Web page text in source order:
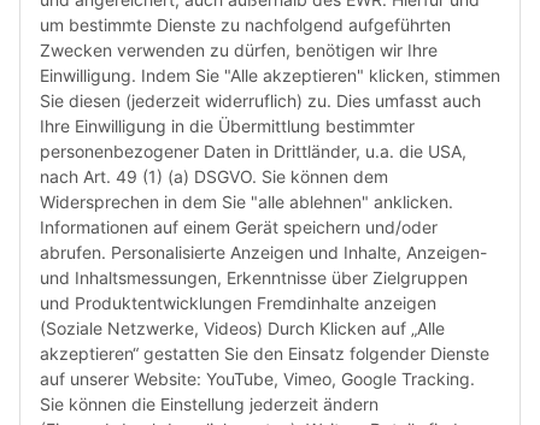
dass
um bestimmte Dienste zu nachfolgend aufgeführten
Zwecken verwenden zu dürfen, benötigen wir Ihre
Einwilligung. Indem Sie "Alle akzeptieren" klicken, stimmen
Sie diesen (jederzeit widerruflich) zu. Dies umfasst auch
Ihre Einwilligung in die Übermittlung bestimmter
personenbezogener Daten in Drittländer, u.a. die USA,
nach Art. 49 (1) (a) DSGVO. Sie können dem
Widersprechen in dem Sie "alle ablehnen" anklicken.
Informationen auf einem Gerät speichern und/oder
abrufen. Personalisierte Anzeigen und Inhalte, Anzeigen-
und Inhaltsmessungen, Erkenntnisse über Zielgruppen
und Produktentwicklungen Fremdinhalte anzeigen
(Soziale Netzwerke, Videos) Durch Klicken auf „Alle
akzeptieren“ gestatten Sie den Einsatz folgender Dienste
auf unserer Website: YouTube, Vimeo, Google Tracking.
Sie können die Einstellung jederzeit ändern